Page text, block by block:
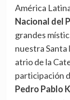
América
Nacional del
grandes
nuestra Santa
atrio de la
participación
Pedro Pablo